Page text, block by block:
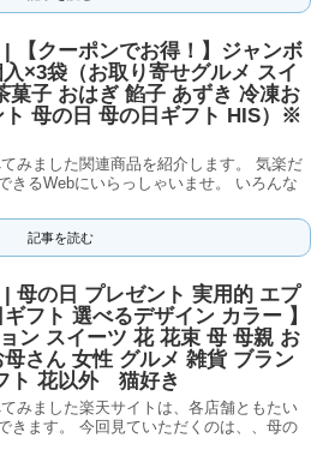
【クーポンでお得！】ジャンボ
×3袋（お取り寄せグルメ スイ
菓子 おはぎ 餡子 あずき 冷凍お
ト 母の日 母の日ギフト HIS）※
みました関連商品を紹介します。 気楽だ
きるWebにいらっしゃいませ。 いろんな
記事を読む
母の日 プレゼント 実用的 エプ
フト 選べるデザイン カラー 】
ン スイーツ 花 花束 母 母親 お
さん 女性 グルメ 雑貨 ブラン
ト 花以外 猫好き
みました楽天サイトは、各店舗ともたい
きます。 今回見ていただくのは、、母の